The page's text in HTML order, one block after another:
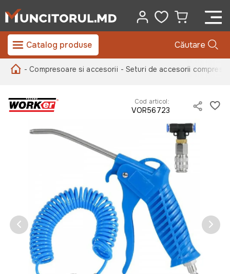
Catalog produse Căutare
- Compresoare si accesorii - Seturi de accesorii compresor
Cod articol:
VOR56723